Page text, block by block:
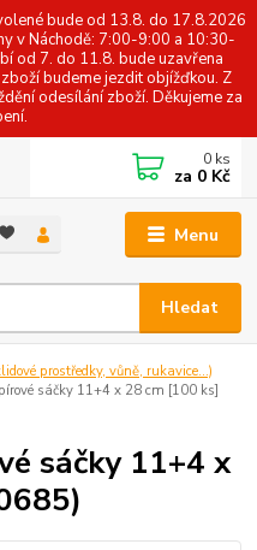
bude od 13.8. do 17.8.2026
v Náchodě: 7:00-9:00 a 10:30-
od 7. do 11.8. bude uzavřena
budeme jezdit objížďkou. Z
odesílání zboží. Děkujeme za
Menu
Hledat
0 ks
za 0 Kč
prostředky, vůně, rukavice...)
sáčky 11+4 x 28 cm [100 ks]
sáčky 11+4 x